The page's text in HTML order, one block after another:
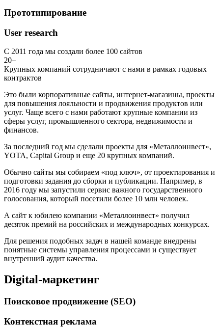
Прототипирование
User research
С 2011 года мы создали более 100 сайтов
20+
Крупных компаний сотрудничают с нами в рамках годовых
контрактов
Это были корпоративные сайты, интернет-магазины, проекты
для повышения лояльности и продвижения продуктов или
услуг. Чаще всего с нами работают крупные компании из
сферы услуг, промышленного сектора, недвижимости и
финансов.
За последний год мы сделали проекты для «Металлоинвест»,
YOTA, Capital Group и еще 20 крупных компаний.
Обычно сайты мы собираем «под ключ», от проектирования и
подготовки задания до сборки и публикации. Например, в
2016 году мы запустили сервис важного государственного
голосования, который посетили более 10 млн человек.
А сайт к юбилею компании «Металлоинвест» получил
десяток премий на российских и международных конкурсах.
Для решения подобных задач в нашей команде внедрены
понятные системы управления процессами и существует
внутренний аудит качества.
Digital-маркетинг
Поисковое продвижение (SEO)
Контекстная реклама